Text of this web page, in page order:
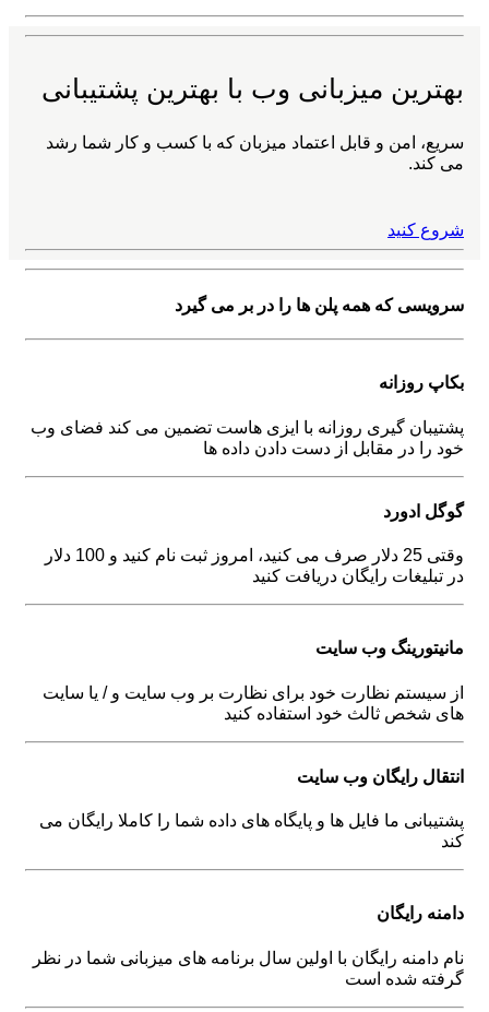
بهترین میزبانی وب با بهترین پشتیبانی
سریع، امن و قابل اعتماد میزبان که با کسب و کار شما رشد
می کند.
شروع کنید
سرویسی که همه پلن ها را در بر می گیرد
بکاپ روزانه
پشتیبان گیری روزانه با ایزی هاست تضمین می کند فضای وب
خود را در مقابل از دست دادن داده ها
گوگل ادورد
وقتی 25 دلار صرف می کنید، امروز ثبت نام کنید و 100 دلار
در تبلیغات رایگان دریافت کنید
مانیتورینگ وب سایت
از سیستم نظارت خود برای نظارت بر وب سایت و / یا سایت
های شخص ثالث خود استفاده کنید
انتقال رایگان وب سایت
پشتیبانی ما فایل ها و پایگاه های داده شما را کاملا رایگان می
کند
دامنه رایگان
نام دامنه رایگان با اولین سال برنامه های میزبانی شما در نظر
گرفته شده است